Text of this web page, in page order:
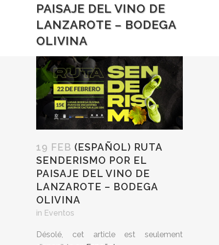
PAISAJE DEL VINO DE
LANZAROTE – BODEGA
OLIVINA
19 FEB (ESPAÑOL) RUTA
SENDERISMO POR EL
PAISAJE DEL VINO DE
LANZAROTE – BODEGA
OLIVINA
in Eventos
Désolé, cet article est seulement